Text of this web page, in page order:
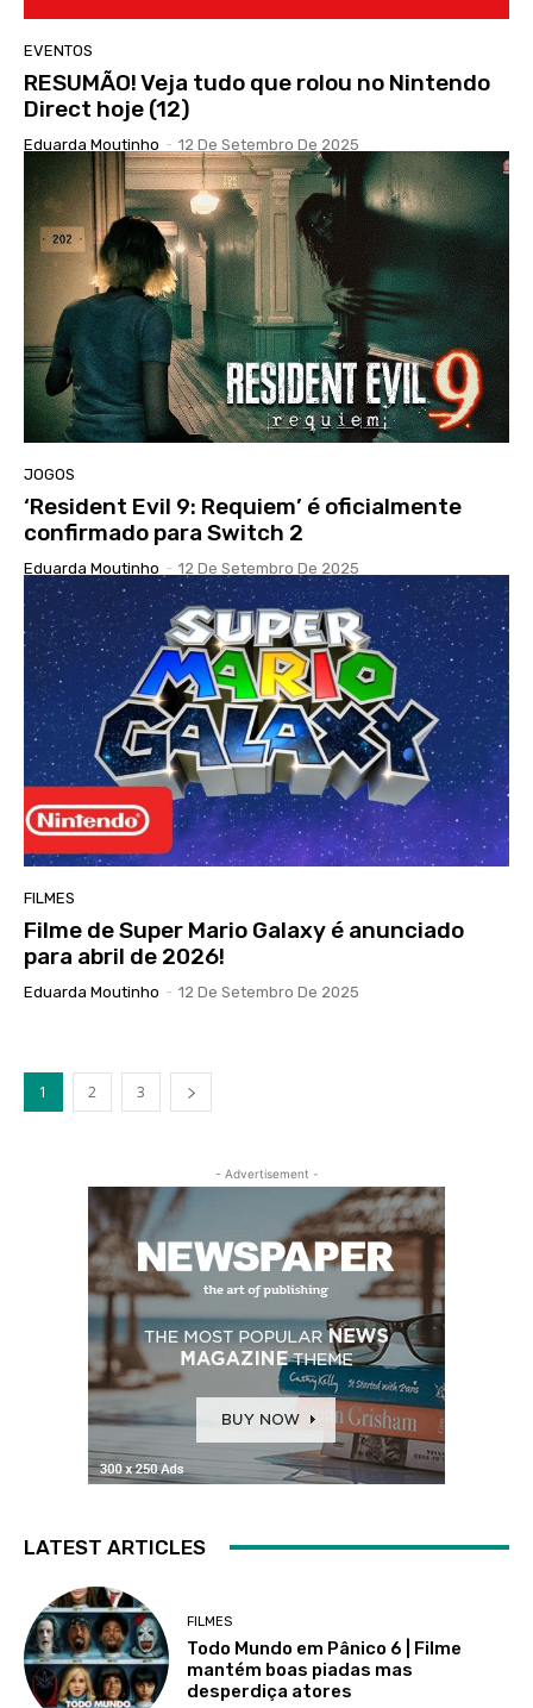
EVENTOS
RESUMÃO! Veja tudo que rolou no Nintendo
Direct hoje (12)
Eduarda Moutinho - 12 De Setembro De 2025
JOGOS
‘Resident Evil 9: Requiem’ é oficialmente
confirmado para Switch 2
Eduarda Moutinho - 12 De Setembro De 2025
FILMES
Filme de Super Mario Galaxy é anunciado
para abril de 2026!
Eduarda Moutinho - 12 De Setembro De 2025
1 2 3
- Advertisement -
LATEST ARTICLES
FILMES
Todo Mundo em Pânico 6 | Filme
mantém boas piadas mas
desperdiça atores